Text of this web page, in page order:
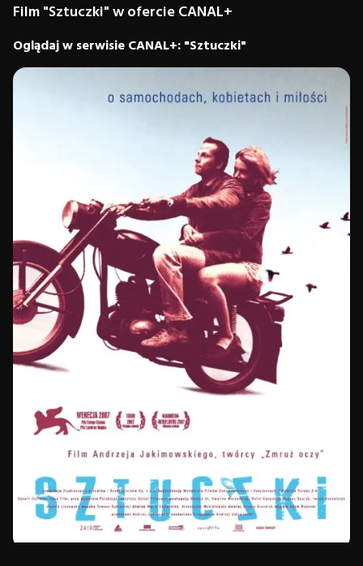
Film "Sztuczki" w ofercie CANAL+
Oglądaj w serwisie CANAL+: "Sztuczki"